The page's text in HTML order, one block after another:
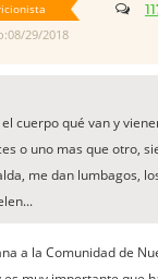
29/2018
cuerpo qué van y
o uno mas que otro,
me dan lumbagos,
a la Comunidad de